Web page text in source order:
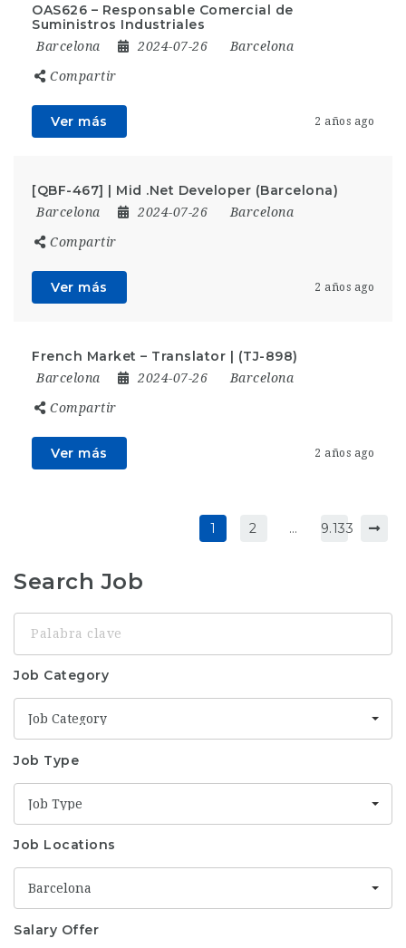
OAS626 – Responsable Comercial de
Suministros Industriales
Barcelona 2024-07-26 Barcelona
Compartir
Ver más 2 años ago
[QBF-467] | Mid .Net Developer (Barcelona)
Barcelona 2024-07-26 Barcelona
Compartir
Ver más 2 años ago
French Market – Translator | (TJ-898)
Barcelona 2024-07-26 Barcelona
Compartir
Ver más 2 años ago
1 2 … 9.133
Search Job
clave
Job Category
Job Category
Job Type
Job Type
Job Locations
Barcelona
Salary Offer